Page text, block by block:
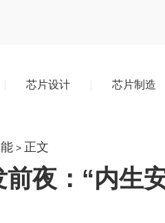
芯片设计
芯片制造
> 正文
夜：“内生